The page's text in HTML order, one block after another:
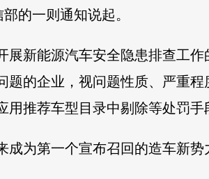
的一则通知说起。
展新能源汽车安全隐患排查工
题的企业，视问题性质、严重
用推荐车型目录中剔除等处罚手
成为第一个宣布召回的造车新势